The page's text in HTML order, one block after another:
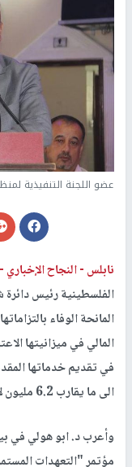
عضو اللجنة التنفيذية
نابلس -النجاح الإخباري -
الفلسطينية رئيس
المانحة الوفاء
المالي في ميزانيتها
في تقديم خدماتها
الى ما يقارب 6.2 مليون لاجئ فلسطيني .
وأعرب د. ابو هولي في
مؤتمر "التعهدات